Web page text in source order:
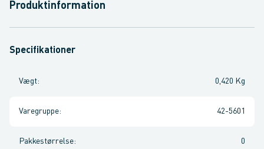
Produktinformation
Specifikationer
Vægt: 0,420 Kg
Varegruppe: 42-5601
Pakkestørrelse: 0